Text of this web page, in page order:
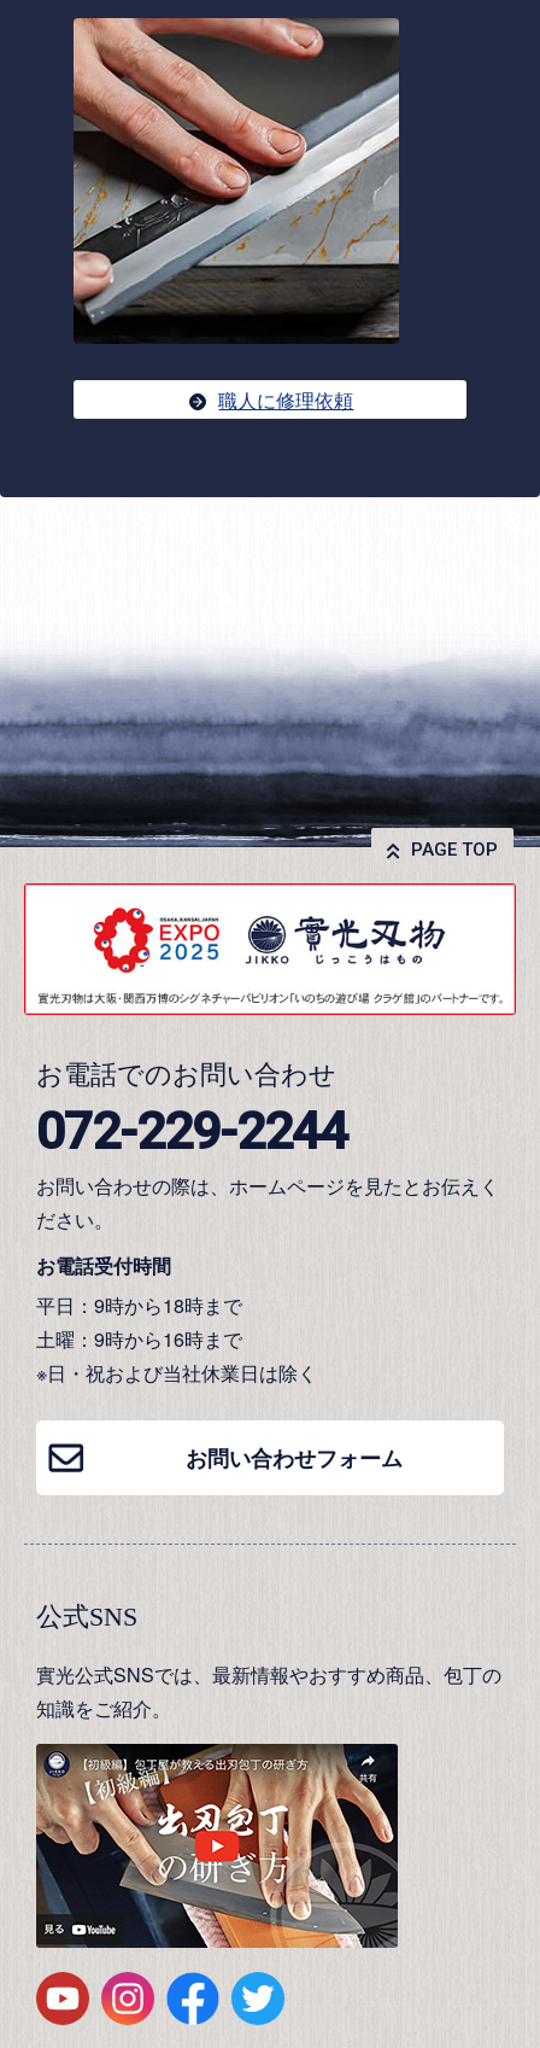
職人に修理依頼
PAGE TOP
お電話でのお問い合わせ
072-229-2244
お問い合わせの際は、ホームページを見たとお伝えく
ださい。
お電話受付時間
平日：9時から18時まで
土曜：9時から16時まで
※日・祝および当社休業日は除く
お問い合わせフォーム
公式SNS
實光公式SNSでは、最新情報やおすすめ商品、包丁の
知識をご紹介。